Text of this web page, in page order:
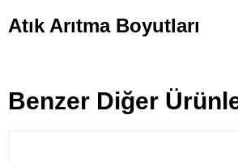
Atık Arıtma Boyutları
Benzer Diğer